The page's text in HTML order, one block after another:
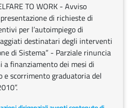
TO WORK - Avviso
di richieste di
per l’autoimpiego di
destinatari degli interventi
di Sistema” - Parziale rinuncia
a finanziamento dei mesi di
e scorrimento graduatoria del